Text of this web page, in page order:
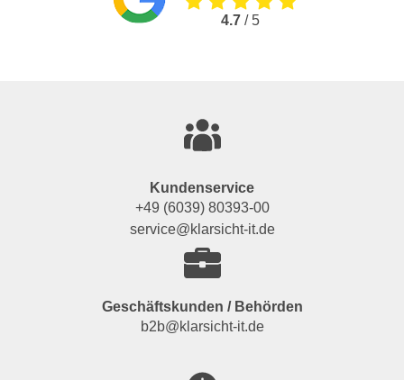
4.7 / 5
Kundenservice
+49 (6039) 80393-00
service@klarsicht-it.de
Geschäftskunden / Behörden
b2b@klarsicht-it.de